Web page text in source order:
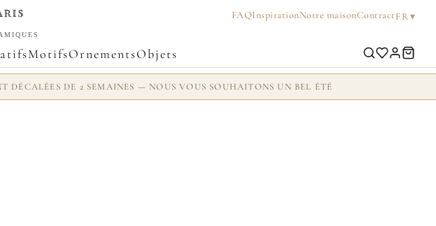
FAQInspirationNotre maisonContractFR▾
MotifsOrnementsObjets
DÉCALÉES DE 2 SEMAINES — NOUS VOUS SOUHAITONS UN BEL ÉTÉ